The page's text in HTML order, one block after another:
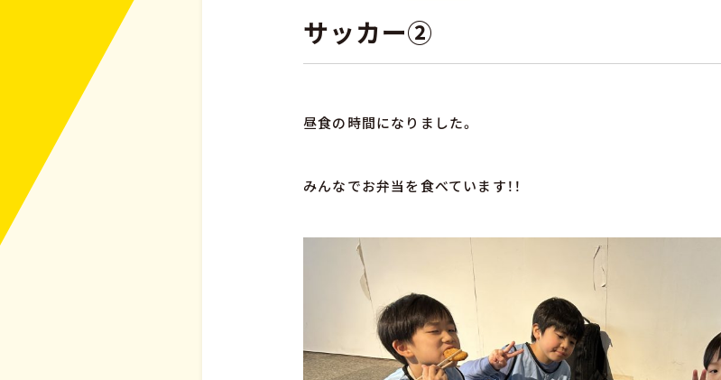
サッカー②
昼食の時間になりました。
みんなでお弁当を食べています！！